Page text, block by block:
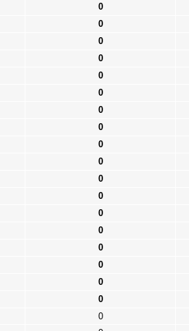
0
0
0
0
0
0
0
0
0
0
0
0
0
0
0
0
0
0
0